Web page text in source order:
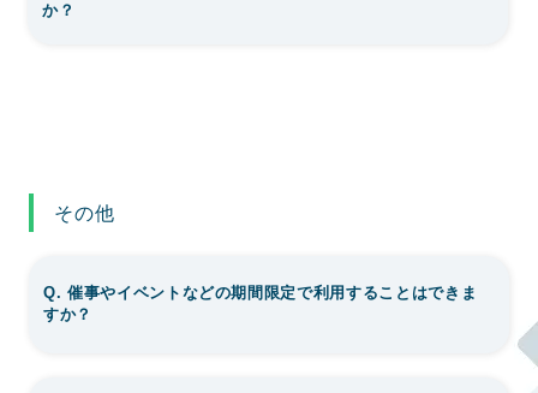
か？
その他
Q. 催事やイベントなどの期間限定で利用することはできま
すか？